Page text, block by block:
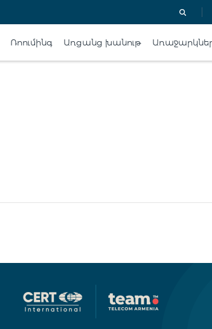
Ռոումինգ Առցանց խանութ